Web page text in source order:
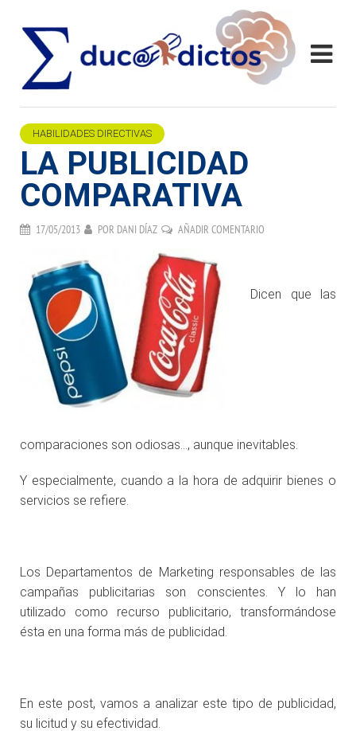
HABILIDADES DIRECTIVAS
LA PUBLICIDAD
COMPARATIVA
17/05/2013 POR DANI DÍAZ AÑADIR COMENTARIO
Dicen que las
comparaciones son odiosas…, aunque inevitables.
Y especialmente, cuando a la hora de adquirir bienes o
servicios se refiere.
Los Departamentos de Marketing responsables de las
campañas publicitarias son conscientes. Y lo han
utilizado como recurso publicitario, transformándose
ésta en una forma más de publicidad.
En este post, vamos a analizar este tipo de publicidad,
su licitud y su efectividad.